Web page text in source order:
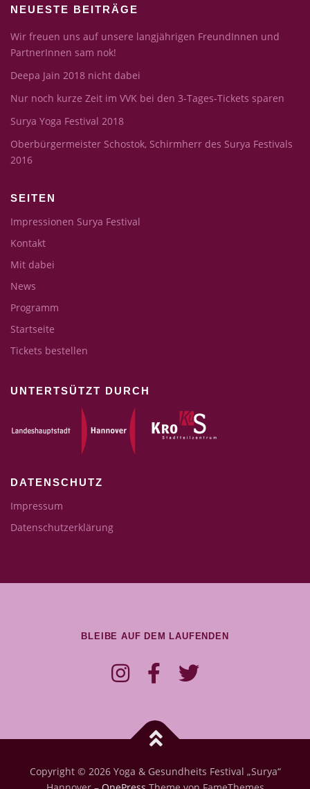
NEUESTE BEITRÄGE
Wir freuen uns auf unsere langjährigen FreundInnen und
PartnerInnen sam nok!
Deepa Jain 2018 nicht dabei
Nur noch kurze Zeit im VVK bei den 3-Tages-Tickets sparen
Surya Yoga Festival 2018
Oberbürgermeister Schostok, Schirmherr des Surya Festivals
2016
SEITEN
Impressionen Surya Festival
Kontakt
Mit dabei
News
Programm
Startseite
Tickets bestellen
UNTERTSÜTZT DURCH
DATENSCHUTZ
Impressum
Datenschutzerklärung
BLEIBE AUF DEM LAUFENDEN
Copyright © 2026 Yoga & Gesundheits Festival „Surya“